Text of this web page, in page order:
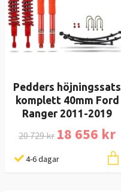
Pedders höjningssats
komplett 40mm Ford
Ranger 2011-2019
20 729 kr 18 656 kr
4-6 dagar